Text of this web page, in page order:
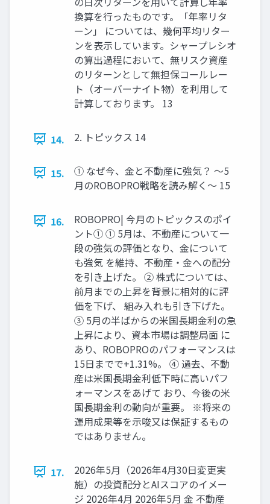
換算を行ったものです。「年率リタ
ーン」 については、幾何平均リター
ンを表示しています。シャープレシオ
の算出過程において、無リスク資産
のリターンとして無担保コールレー
ト（オーバーナイト物）を利用して
計算しております。 13
14. 2. トピックス 14
15.
① なぜ今、金と不動産に強気？ ～5
月のROBOPRO戦略を読み解く～ 15
16.
ROBOPRO| 今月のトピックスのポイ
ント① ① 5月は、不動産について一
段の強気の評価となり、金について
も強気 を維持、不動産・金への配分
を引き上げた。 ② 株式については、
前月までの上昇を背景に相対的に評
価を下げ、 組み入れも引き下げた。
③ 5月の半ばからの米国長期金利の急
上昇により、資本市場は調整局面 に
あり、ROBOPROのパフォーマンスは
15日までで+1.31%。 ④ 過去、不動
産は米国長期金利低下時に高いパフ
ォーマンスをあげて おり、今後の米
国長期金利の動向が重要。 ※将来の
運用成果等を示唆又は保証するもの
ではありません。
17.
2026年5月（2026年4月30日変更実
施）の投資配分とAIスコアのイメー
ジ 2026年4月 2026年5月 金 不動産